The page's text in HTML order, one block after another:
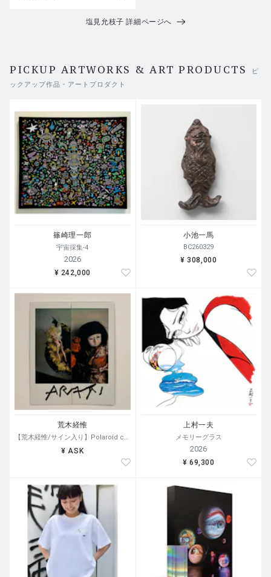
塩見允枝子 詳細ページへ
PICKUP ARTWORKS & ART PRODUCTS
ピ
ックアップ作品・アートプロダクト
篠崎理一郎
宇宙採集-4
2026
¥ 242,000
小池一馬
BC260329
¥ 308,000
荒木経惟
¥ ASK
上村一夫
メモリーグラス
2026
¥ 69,300